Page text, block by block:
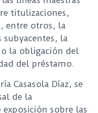
titulizaciones,
entre otros, la
la
la obligación del
del préstamo.
Casasola Díaz, se
de la
sobre las